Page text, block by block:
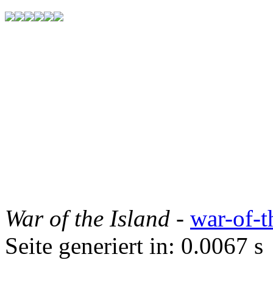
War of the Island - war-of-
Seite generiert in: 0.0067 s